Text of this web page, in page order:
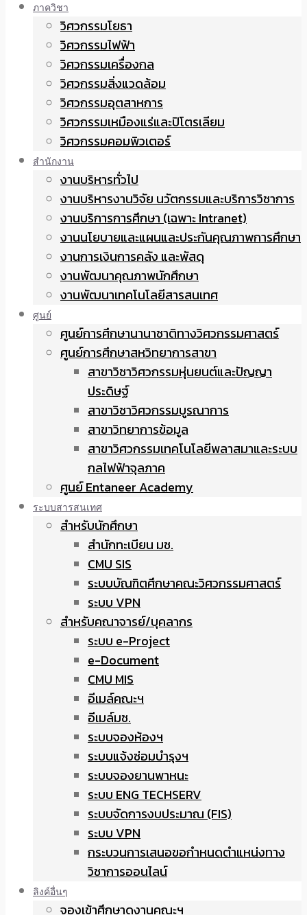
ภาควิชา
วิศวกรรมโยธา
วิศวกรรมไฟฟ้า
วิศวกรรมเครื่องกล
วิศวกรรมสิ่งแวดล้อม
วิศวกรรมอุตสาหการ
วิศวกรรมเหมืองแร่และปิโตรเลียม
วิศวกรรมคอมพิวเตอร์
สำนักงาน
งานบริหารทั่วไป
งานบริหารงานวิจัย นวัตกรรมและบริการวิชาการ
งานบริการการศึกษา (เฉพาะ Intranet)
งานนโยบายและแผนและประกันคุณภาพการศึกษา
งานการเงินการคลัง และพัสดุ
งานพัฒนาคุณภาพนักศึกษา
งานพัฒนาเทคโนโลยีสารสนเทศ
ศูนย์
ศูนย์การศึกษานานาชาติทางวิศวกรรมศาสตร์
ศูนย์การศึกษาสหวิทยาการสาขา
สาขาวิชาวิศวกรรมหุ่นยนต์และปัญญา
ประดิษฐ์
สาขาวิชาวิศวกรรมบูรณาการ
สาขาวิทยาการข้อมูล
สาขาวิศวกรรมเทคโนโลยีพลาสมาและระบบ
กลไฟฟ้าจุลภาค
ศูนย์ Entaneer Academy
ระบบสารสนเทศ
สำหรับนักศึกษา
สำนักทะเบียน มช.
CMU SIS
ระบบบัณฑิตศึกษาคณะวิศวกรรมศาสตร์
ระบบ VPN
สำหรับคณาจารย์/บุคลากร
ระบบ e-Project
e-Document
CMU MIS
อีเมล์คณะฯ
อีเมล์มช.
ระบบจองห้องฯ
ระบบแจ้งซ่อมบำรุงฯ
ระบบจองยานพาหนะ
ระบบ ENG TECHSERV
ระบบจัดการงบประมาณ (FIS)
ระบบ VPN
กระบวนการเสนอขอกำหนดตำแหน่งทาง
วิชาการออนไลน์
ลิงค์อื่นๆ
จองเข้าศึกษาดูงานคณะฯ